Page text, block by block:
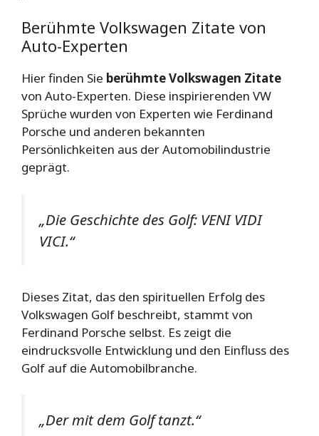
Berühmte Volkswagen Zitate von
Auto-Experten
Hier finden Sie berühmte Volkswagen Zitate
von Auto-Experten. Diese inspirierenden VW
Sprüche wurden von Experten wie Ferdinand
Porsche und anderen bekannten
Persönlichkeiten aus der Automobilindustrie
geprägt.
„Die Geschichte des Golf: VENI VIDI
VICI.“
Dieses Zitat, das den spirituellen Erfolg des
Volkswagen Golf beschreibt, stammt von
Ferdinand Porsche selbst. Es zeigt die
eindrucksvolle Entwicklung und den Einfluss des
Golf auf die Automobilbranche.
„Der mit dem Golf tanzt.“